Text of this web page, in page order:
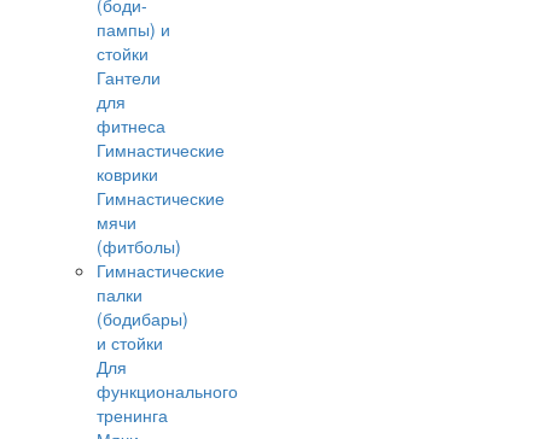
(боди-
пампы) и
стойки
Гантели
для
фитнеса
Гимнастические
коврики
Гимнастические
мячи
(фитболы)
Гимнастические
палки
(бодибары)
и стойки
Для
функционального
тренинга